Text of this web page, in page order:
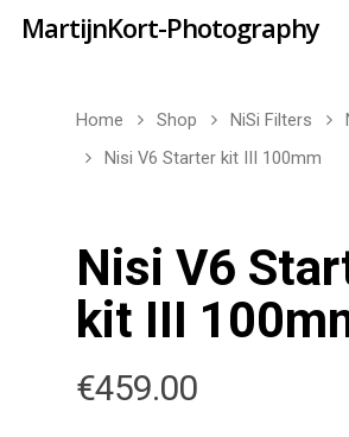
MartijnKort-Photography
Home Shop NiSi Filters
Nisi V6 Starter kit III 100mm
Nisi V6
kit III
€459.00